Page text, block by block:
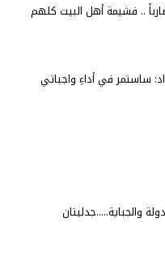
.. فشيمة أهل البيت كلهم
ساستمر في أداءِ واجباتي
والجباية.....جدليتان